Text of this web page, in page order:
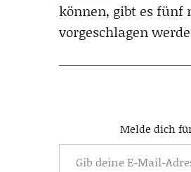
können, gibt es fünf
vorgeschlagen
Melde dich